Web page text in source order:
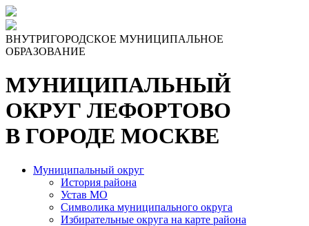
Skip
to
the
content
ВНУТРИГОРОДСКОЕ МУНИЦИПАЛЬНОЕ
ОБРАЗОВАНИЕ
МУНИЦИПАЛЬНЫЙ
ОКРУГ ЛЕФОРТОВО
В ГОРОДЕ МОСКВЕ
Муниципальный округ
История района
Устав МО
Символика муниципального округа
Избирательные округа на карте района